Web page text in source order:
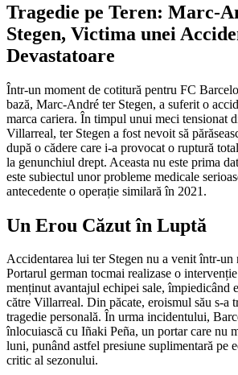
Tragedie pe Teren: Marc-
Stegen, Victima unei
Devastatoare
Într-un moment de cotitură pentru FC
bază, Marc-André ter Stegen, a suferit o
marca cariera. În timpul unui meci tensionat
Villarreal, ter Stegen a fost nevoit să
după o cădere care i-a provocat o ruptură
la genunchiul drept. Aceasta nu este prima
este subiectul unor probleme medicale
antecedente o operație similară în 2021.
Un Erou Căzut în Luptă
Accidentarea lui ter Stegen nu a venit într-un
Portarul german tocmai realizase o
menținut avantajul echipei sale, împiedicând
către Villarreal. Din păcate, eroismul său s-a
tragedie personală. În urma incidentului,
înlocuiască cu Iñaki Peña, un portar care nu
luni, punând astfel presiune suplimentară pe
critic al sezonului.